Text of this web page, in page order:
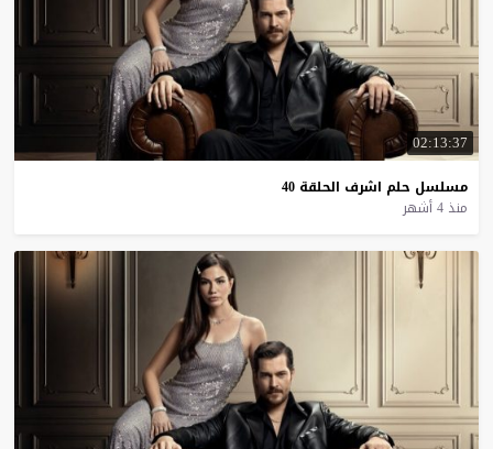
02:13:37
مسلسل حلم اشرف الحلقة 40
منذ 4 أشهر